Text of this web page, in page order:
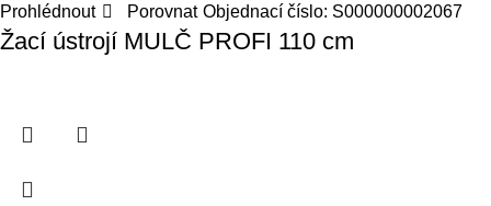
Prohlédnout
Porovnat Objednací číslo: S000000002067
Žací ústrojí MULČ PROFI 110 cm